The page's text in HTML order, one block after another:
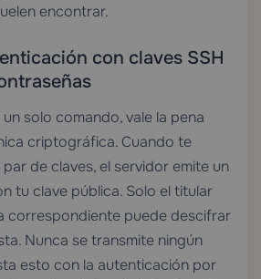
encontrar.
con claves SSH
solo comando, vale la pena
criptográfica. Cuando te
de claves, el servidor emite un
tu clave pública. Solo el titular
correspondiente puede descifrar
Nunca se transmite ningún
esto con la autenticación por